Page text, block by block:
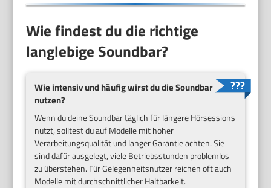
Wie findest du die richtige
langlebige Soundbar?
Wie intensiv und häufig wirst du die Soundbar
nutzen?
Wenn du deine Soundbar täglich für längere Hörsessions
nutzt, solltest du auf Modelle mit hoher
Verarbeitungsqualität und langer Garantie achten. Sie
sind dafür ausgelegt, viele Betriebsstunden problemlos
zu überstehen. Für Gelegenheitsnutzer reichen oft auch
Modelle mit durchschnittlicher Haltbarkeit.